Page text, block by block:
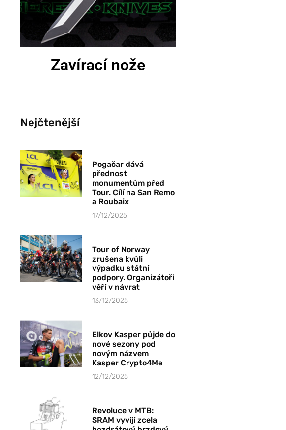
Zavírací nože
Nejčtenější
Pogačar dává
přednost
monumentům před
Tour. Cílí na San Remo
a Roubaix
17/12/2025
Tour of Norway
zrušena kvůli
výpadku státní
podpory. Organizátoři
věří v návrat
13/12/2025
Elkov Kasper půjde do
nové sezony pod
novým názvem
Kasper Crypto4Me
12/12/2025
Revoluce v MTB:
SRAM vyvíjí zcela